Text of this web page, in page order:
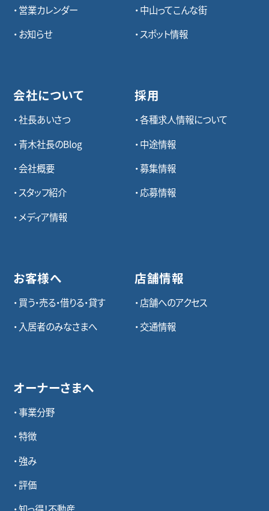
営業カレンダー
お知らせ
会社について
社長あいさつ
青木社長のBlog
会社概要
スタッフ紹介
メディア情報
お客様へ
買う・売る・借りる・貸す
入居者のみなさまへ
オーナーさまへ
事業分野
特徴
強み
評価
中山ってこんな街
スポット情報
採用
各種求⼈情報について
中途情報
募集情報
応募情報
店舗情報
店舗へのアクセス
交通情報